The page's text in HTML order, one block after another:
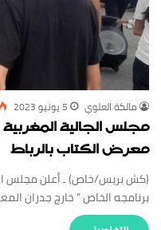
مالكة العلوي 5 يونيو 2023
مجلس الجالية
معرض الكتاب بالرباط
(كش بريس/خاص) ـ أعلن مجلس
برنامجه الخاص ” خارج جدران